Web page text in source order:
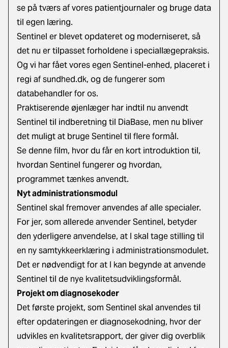
se på tværs af vores patientjournaler og bruge data
til egen læring.
Sentinel er blevet opdateret og moderniseret, så
det nu er tilpasset forholdene i speciallægepraksis.
Og vi har fået vores egen Sentinel-enhed, placeret i
regi af sundhed.dk, og de fungerer som
databehandler for os.
Praktiserende øjenlæger har indtil nu anvendt
Sentinel til indberetning til DiaBase, men nu bliver
det muligt at bruge Sentinel til flere formål.
Se denne film, hvor du får en kort introduktion til,
hvordan Sentinel fungerer og hvordan,
programmet tænkes anvendt.
Nyt administrationsmodul
Sentinel skal fremover anvendes af alle specialer.
For jer, som allerede anvender Sentinel, betyder
den yderligere anvendelse, at I skal tage stilling til
en ny samtykkeerklæring i administrationsmodulet.
Det er nødvendigt for at I kan begynde at anvende
Sentinel til de nye kvalitetsudviklingsformål.
Projekt om diagnosekoder
Det første projekt, som Sentinel skal anvendes til
efter opdateringen er diagnosekodning, hvor der
udvikles en kvalitetsrapport, der giver dig overblik